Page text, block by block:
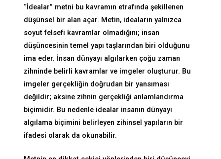
“İdealar” metni bu kavramın etrafında şekillenen
düşünsel bir alan açar. Metin, ideaların yalnızca
soyut felsefi kavramlar olmadığını; insan
düşüncesinin temel yapı taşlarından biri olduğunu
ima eder. İnsan dünyayı algılarken çoğu zaman
zihninde belirli kavramlar ve imgeler oluşturur. Bu
imgeler gerçekliğin doğrudan bir yansıması
değildir; aksine zihnin gerçekliği anlamlandırma
biçimidir. Bu nedenle idealar insanın dünyayı
algılama biçimini belirleyen zihinsel yapıların bir
ifadesi olarak da okunabilir.